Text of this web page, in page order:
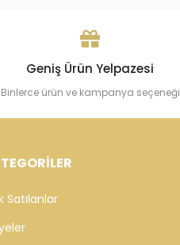
Geniş Ürün Yelpazesi
Binlerce ürün ve kampanya seçeneği
Satılanlar